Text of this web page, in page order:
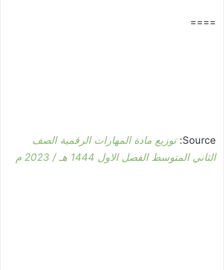
====
Source: توزيع مادة المهارات الرقمية الصف
الثاني المتوسط الفصل الاول 1444 هـ / 2023 م